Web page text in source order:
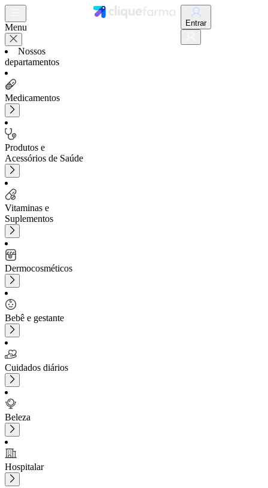
Menu
Nossos
departamentos
Medicamentos
Produtos e
Acessórios de Saúde
Vitaminas e
Suplementos
Dermocosméticos
Bebê e gestante
Cuidados diários
Beleza
Hospitalar
Entrar